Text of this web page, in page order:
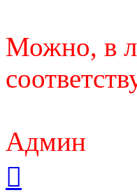
Можно, в
Админ
началу